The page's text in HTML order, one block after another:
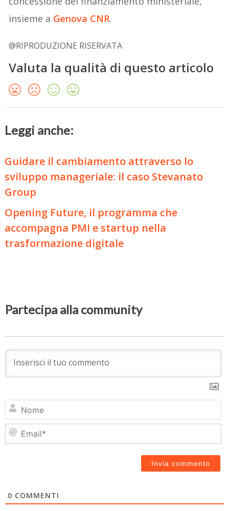
insieme a Genova CNR.
@RIPRODUZIONE RISERVATA
Valuta la qualità di questo articolo
Leggi anche:
Guidare il cambiamento attraverso lo
sviluppo manageriale: il caso Stevanato
Group
Opening Future, il programma che
accompagna PMI e startup nella
trasformazione digitale
Partecipa alla community
0 COMMENTI